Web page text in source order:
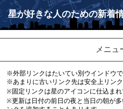
星が好きな人のための新着
メニュ
※外部リンクはたいてい別ウインドウで
※あまりに古いリンク先は安全上リンク
※固定リンクは星のアイコンに仕込まれ
※更新は日付の前日の夜と当日の朝が